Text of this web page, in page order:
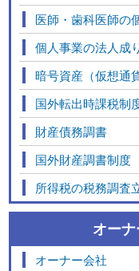
医師・歯科医師の
個人事業の法人成
暗号資産（仮想通
国外転出時課税制
財産債務調書
国外財産調書制度
所得税の税務調査
オー
オーナー会社